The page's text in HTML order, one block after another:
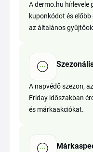
A dermo.hu hírlevele
kuponkódot és
az általános
A napvédő szezon,
Friday időszakban
és márkaakciókat.